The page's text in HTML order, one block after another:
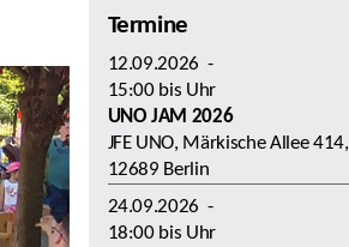
Termine
12.09.2026 -
15:00bis Uhr
UNO JAM 2026
JFE UNO, Märkische Allee 414,
12689 Berlin
24.09.2026 -
18:00bis Uhr